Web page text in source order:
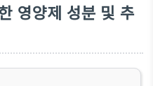
영양제 성분 및 추